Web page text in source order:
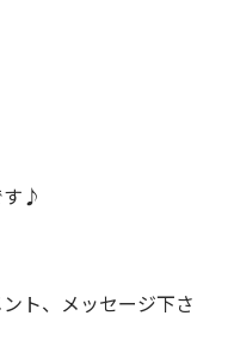
す♪
ト、メッセージ下さ